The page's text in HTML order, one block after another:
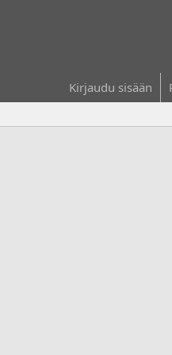
Kirjaudu sisään